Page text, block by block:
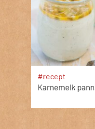
#recept
Karnemelk